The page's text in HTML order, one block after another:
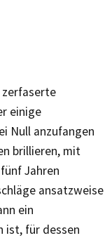
zerfaserte
einige
Null anzufangen
brillieren, mit
Jahren
ansatzweise
ein
ist, für dessen